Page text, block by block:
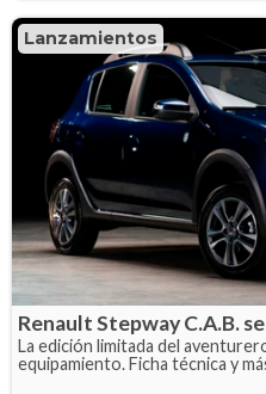
Lanzamientos
Renault Stepway C.A.B.
La edición limitada del
equipamiento. Ficha técnica y